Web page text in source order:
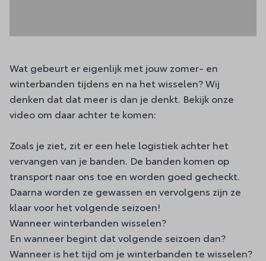
Wat gebeurt er eigenlijk met jouw zomer- en
winterbanden tijdens en na het wisselen? Wij
denken dat dat meer is dan je denkt. Bekijk onze
video om daar achter te komen:
Zoals je ziet, zit er een hele logistiek achter het
vervangen van je banden. De banden komen op
transport naar ons toe en worden goed gecheckt.
Daarna worden ze gewassen en vervolgens zijn ze
klaar voor het volgende seizoen!
Wanneer winterbanden wisselen?
En wanneer begint dat volgende seizoen dan?
Wanneer is het tijd om je winterbanden te wisselen?